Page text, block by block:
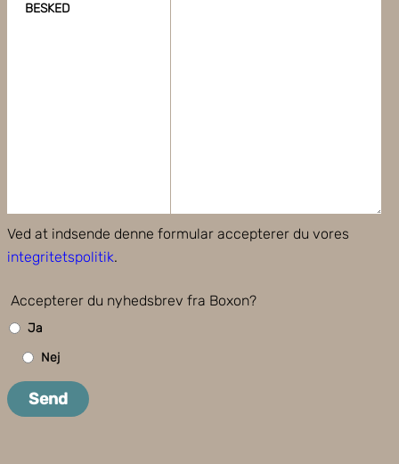
BESKED
Ved at indsende denne formular accepterer du vores
integritetspolitik.
Accepterer du nyhedsbrev fra Boxon?
Ja
Nej
Send